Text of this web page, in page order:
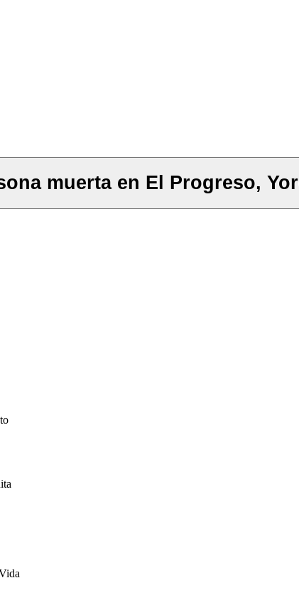
muerta en El Progreso,